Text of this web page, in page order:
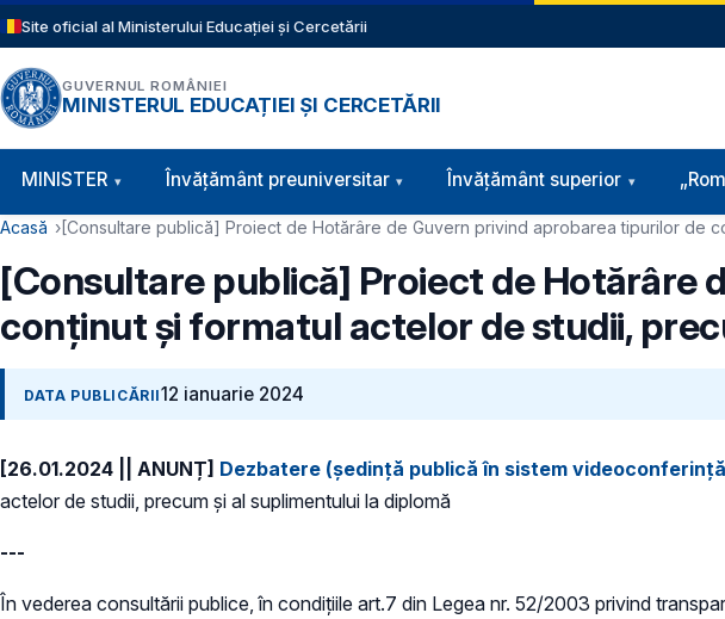
Sari la conținutul principal
Site oficial al Ministerului Educației și Cercetării
GUVERNUL ROMÂNIEI
MINISTERUL EDUCAȚIEI ȘI CERCETĂRII
Navigație principală
MINISTER Învăţământ preuniversitar Învățământ superior
Cale de navigare
Acasă [Consultare publică] Proiect de Hotărâre de Guvern privind aprobarea tipurilor de
[Consultare publică] Proiect de Hotărâre
conținut și formatul actelor de studii,
DATA PUBLICĂRII12 ianuarie 2024
[26.01.2024 || ANUNȚ] Dezbatere (ședință publică în sistem
actelor de studii, precum și al suplimentului la diplomă
---
În vederea consultării publice, în condiţiile art.7 din Legea nr. 52/2003 privind